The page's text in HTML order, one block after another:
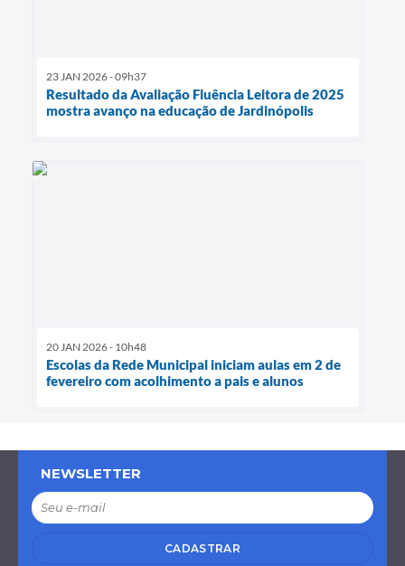
23 JAN 2026 - 09h37
Resultado da Avaliação Fluência Leitora de 2025
mostra avanço na educação de Jardinópolis
20 JAN 2026 - 10h48
Escolas da Rede Municipal iniciam aulas em 2 de
fevereiro com acolhimento a pais e alunos
NEWSLETTER
CADASTRAR